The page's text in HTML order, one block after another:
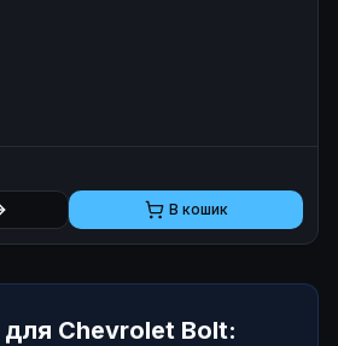
В кошик
Chevrolet Bolt: